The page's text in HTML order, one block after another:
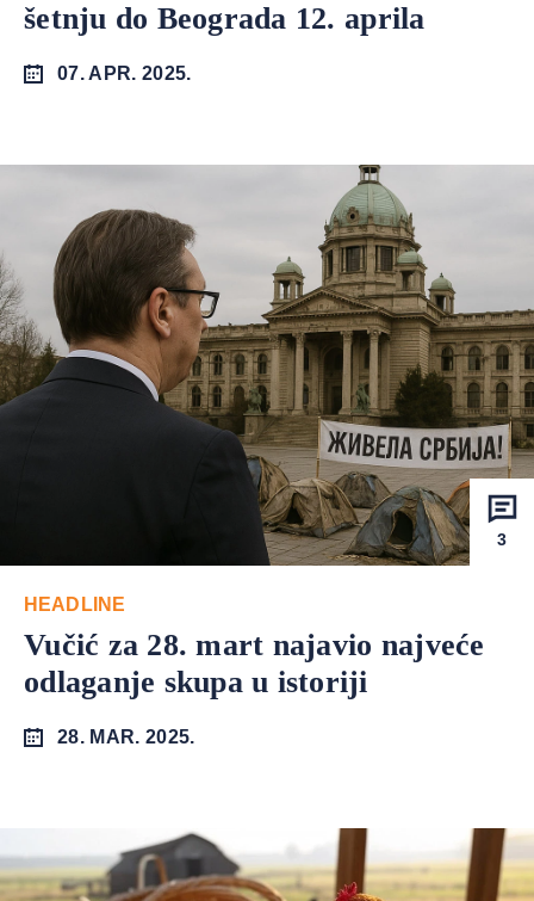
šetnju do Beograda 12. aprila
07. APR. 2025.
3
HEADLINE
Vučić za 28. mart najavio najveće
odlaganje skupa u istoriji
28. MAR. 2025.